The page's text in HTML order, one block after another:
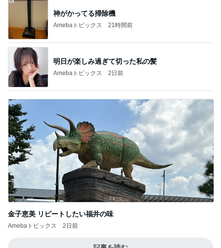
神がかってる掃除機
Amebaトピックス 21時間前
明日が楽しみ過ぎて切った私の髪
Amebaトピックス 2日前
金子恵美 リピートしたい福井の味
Amebaトピックス 2日前